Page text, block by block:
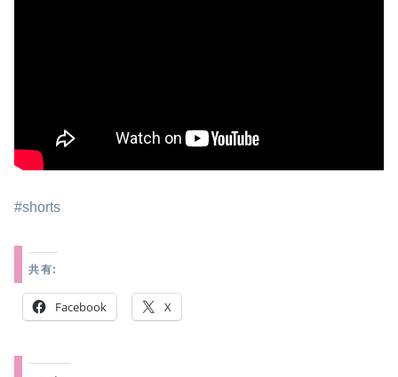
#shorts
共有:
Facebook X